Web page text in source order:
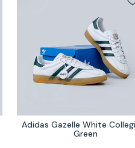
Adidas Gazelle White
Green